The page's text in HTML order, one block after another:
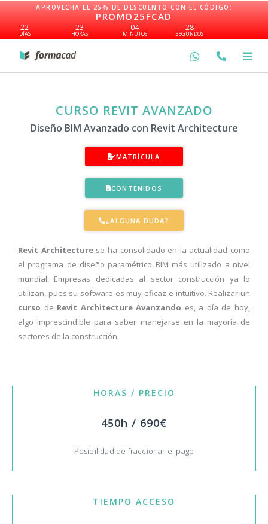
contenido
APROVECHA EL 25% DE DESCUENTO CON EL CÓDIGO:
PROMO25FCAD
22
DÍAS
23
HORAS
04
MINUTOS
27
SEGUNDOS
CURSO REVIT AVANZADO
Diseño BIM Avanzado con Revit Architecture
MATRÍCULA
CONTENIDOS
¿ALGUNA DUDA?
Revit Architecturese ha consolidado en la actualidad como
el programa de diseño paramétrico BIM más utilizado a nivel
mundial. Empresas dedicadas al sector construcción ya lo
utilizan, pues su software es muy eficaz e intuitivo. Realizar un
curso de Revit Architecture Avanzando es, a día de hoy,
algo imprescindible para saber manejarse en la mayoría de
sectores de la construcción.
HORAS / PRECIO
450h / 690€
Posibilidad de fraccionar el pago
TIEMPO ACCESO